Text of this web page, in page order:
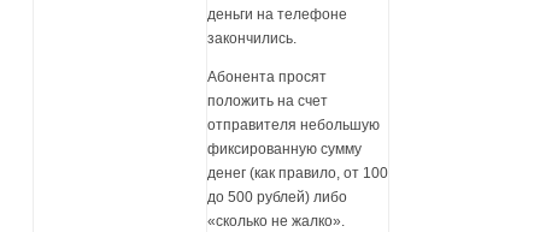
деньги на телефоне
закончились.
Абонента просят
положить на счет
отправителя небольшую
фиксированную сумму
денег (как правило, от 100
до 500 рублей) либо
«сколько не жалко».